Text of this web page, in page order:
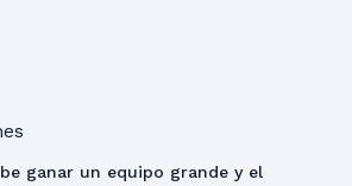
ganar un equipo grande y el